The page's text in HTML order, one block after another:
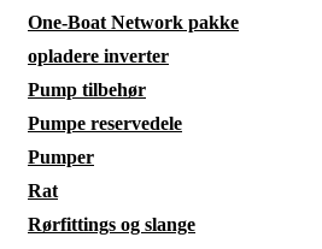
One-Boat Network pakke
opladere inverter
Pump tilbehør
Pumpe reservedele
Pumper
Rat
Rørfittings og slange